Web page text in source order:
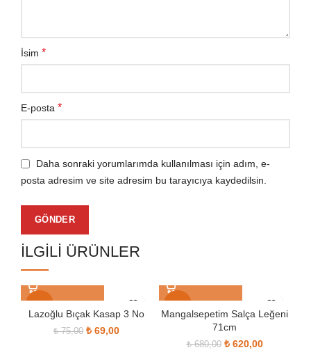
İsim *
E-posta *
Daha sonraki yorumlarımda kullanılması için adım, e-
posta adresim ve site adresim bu tarayıcıya kaydedilsin.
İLGILI ÜRÜNLER
SOLD OUT
Lazoğlu Bıçak Kasap 3 No
₺75,00 Orijinal fiyat: ₺ 75,00.
₺ 69,00 Şu andaki fiyat: ₺ 69,00.
Mangalsepetim Salça Leğeni
71cm
₺680,00
Orijinal fiyat:
₺620,00